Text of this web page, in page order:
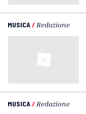
MUSICA/ Redazione
MUSICA/ Redazione